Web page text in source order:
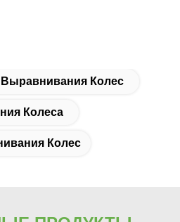
Колес
Колеса
Колес